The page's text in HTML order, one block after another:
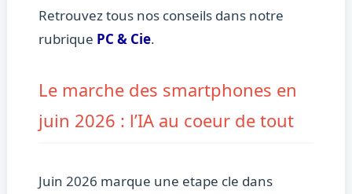
Retrouvez tous nos conseils dans notre
rubrique PC & Cie.
Le marche des smartphones en
juin 2026 : l’IA au coeur de tout
Juin 2026 marque une etape cle dans